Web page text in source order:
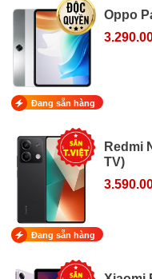
Oppo
Đang sẵn hàng
Redmi
TV)
Đang sẵn hàng